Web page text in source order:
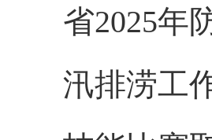
省2025年
汛排涝工